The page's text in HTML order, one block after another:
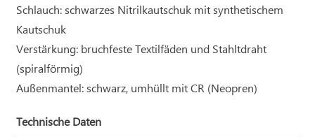
Schlauch: schwarzes Nitrilkautschuk mit synthetischem
Kautschuk
Verstärkung: bruchfeste Textilfäden und Stahltdraht
(spiralförmig)
Außenmantel: schwarz, umhüllt mit CR (Neopren)
Technische Daten